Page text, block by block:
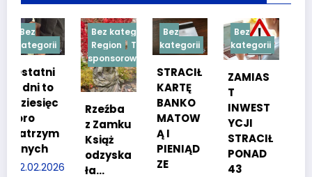
Bez kategorii
Region
Treść
sponsorowana
Rzeźba
z Zamku
Książ
odzyska
ła…
Bez
kategorii
STRACIŁ
KARTĘ
BANKO
MATOW
Ą I
PIENIĄD
ZE
Bez
kategorii
ZAMIAS
T
INWEST
YCJI
PONAD
Bez
kategorii
TESTY
NOŚCIO
WE DLA
KANDYD
ATÓW